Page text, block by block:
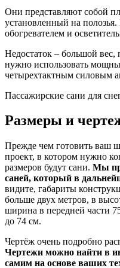
Они представляют собой
установленный на
обогревателем и
Недостаток – большой вес,
нужно использовать
четырехтактным силовым
Пассажирские сани для
Размеры и
Прежде чем готовить ваш
проект, в котором нужно
размеров будут сани. Мы
саней, который в
видите, габариты
больше двух метров, в
ширина в передней части
до 74 см.
Чертёж очень подробно
Чертежи можно найти в
самим на основе ваших